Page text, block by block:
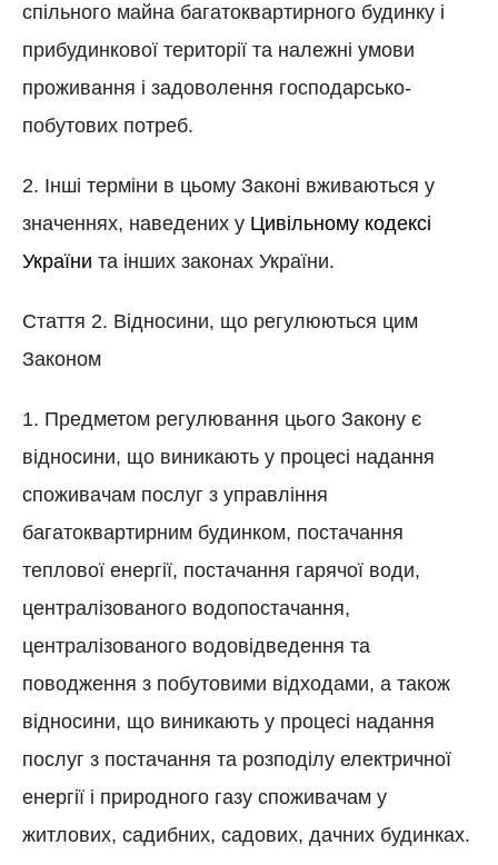
спільного майна багатоквартирного будинку і
прибудинкової території та належні умови
проживання і задоволення господарсько-
побутових потреб.
2. Інші терміни в цьому Законі вживаються у
значеннях, наведених у Цивільному кодексі
України та інших законах України.
Стаття 2. Відносини, що регулюються цим
Законом
1. Предметом регулювання цього Закону є
відносини, що виникають у процесі надання
споживачам послуг з управління
багатоквартирним будинком, постачання
теплової енергії, постачання гарячої води,
централізованого водопостачання,
централізованого водовідведення та
поводження з побутовими відходами, а також
відносини, що виникають у процесі надання
послуг з постачання та розподілу електричної
енергії і природного газу споживачам у
житлових, садибних, садових, дачних будинках.